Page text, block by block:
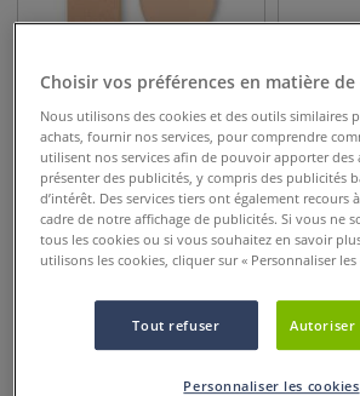
dès 6,95€ dès6,95 €
Choisir vos préférences en matière
Nous utilisons des cookies et des outils similaires
achats, fournir nos services, pour comprendre
utilisent nos services afin de pouvoir apporter
présenter des publicités, y compris des publicités
d’intérêt. Des services tiers ont également recours
cadre de notre affichage de publicités. Si vous ne
tous les cookies ou si vous souhaitez en savoir
utilisons les cookies, cliquer sur « Personnaliser les
Tout refuser Autoriser
Personnaliser les cookies